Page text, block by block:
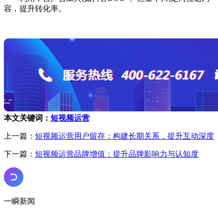
容，提升转化率。
本文关键词： 短视频运营
上一篇： 短视频运营用户留存：构建长期关系，提升互动深度
下一篇： 短视频运营品牌增值：提升品牌影响力与认知度
一瞬新闻